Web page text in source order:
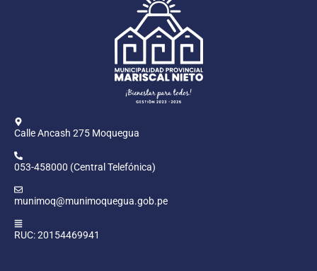
Calle Ancash 275 Moquegua
053-458000 (Central Telefónica)
munimoq@munimoquegua.gob.pe
RUC: 20154469941